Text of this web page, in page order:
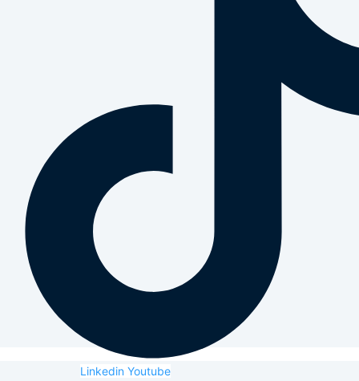
Linkedin Youtube